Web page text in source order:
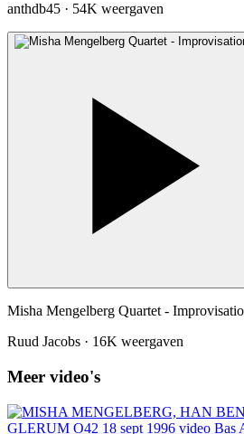
anthdb45 · 54K weergaven
Misha Mengelberg Quartet -
Ruud Jacobs · 16K weergaven
Meer video's